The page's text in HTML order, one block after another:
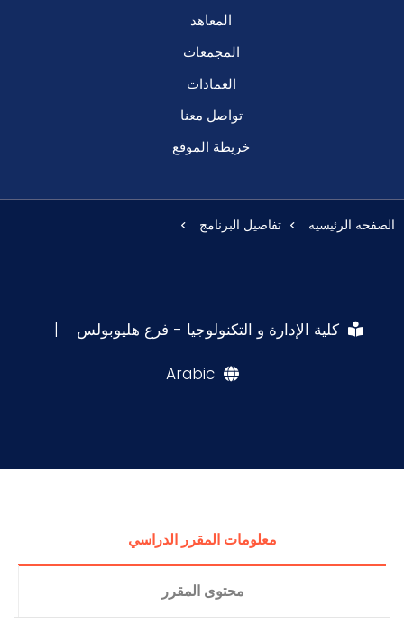
المعاهد
المجمعات
العمادات
تواصل معنا
خريطة الموقع
الصفحه الرئيسيه تفاصيل البرنامج
كلية الإدارة و التكنولوجيا - فرع هليوبولس |
Arabic
معلومات المقرر الدراسي
محتوى المقرر